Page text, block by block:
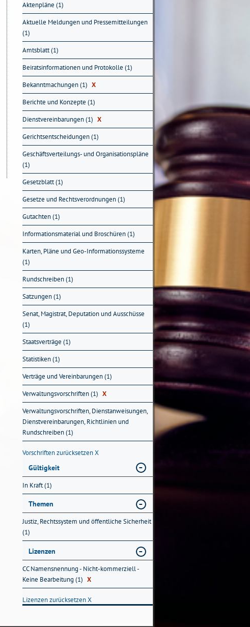
Aktenpläne (1)
Aktuelle Meldungen und Pressemitteilungen
(1)
Amtsblatt (1)
Beiratsinformationen und Protokolle (1)
Bekanntmachungen (1) X
Berichte und Konzepte (1)
Dienstvereinbarungen (1) X
Gerichtsentscheidungen (1)
Geschäftsverteilungs- und Organisationspläne
(1)
Gesetzblatt (1)
Gesetze und Rechtsverordnungen (1)
Gutachten (1)
Informationsmaterial und Broschüren (1)
Karten, Pläne und Geo-Informationssysteme
(1)
Rundschreiben (1)
Satzungen (1)
Senat, Magistrat, Deputation und Ausschüsse
(1)
Staatsverträge (1)
Statistiken (1)
Verträge und Vereinbarungen (1)
Verwaltungsvorschriften (1) X
Verwaltungsvorschriften, Dienstanweisungen,
Dienstvereinbarungen, Richtlinien und
Rundschreiben (1)
Vorschriften zurücksetzenX
Gültigkeit
In Kraft (1)
Themen
Justiz, Rechtssystem und öffentliche Sicherheit
(1)
Lizenzen
CC Namensnennung - Nicht-kommerziell -
Keine Bearbeitung (1) X
Lizenzen zurücksetzenX